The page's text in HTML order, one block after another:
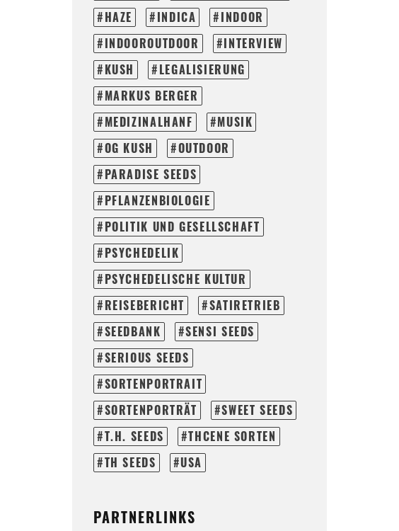
HAZE
INDICA
INDOOR
INDOOROUTDOOR
INTERVIEW
KUSH
LEGALISIERUNG
MARKUS BERGER
MEDIZINALHANF
MUSIK
OG KUSH
OUTDOOR
PARADISE SEEDS
PFLANZENBIOLOGIE
POLITIK UND GESELLSCHAFT
PSYCHEDELIK
PSYCHEDELISCHE KULTUR
REISEBERICHT
SATIRETRIEB
SEEDBANK
SENSI SEEDS
SERIOUS SEEDS
SORTENPORTRAIT
SORTENPORTRÄT
SWEET SEEDS
T.H. SEEDS
THCENE SORTEN
TH SEEDS
USA
PARTNERLINKS